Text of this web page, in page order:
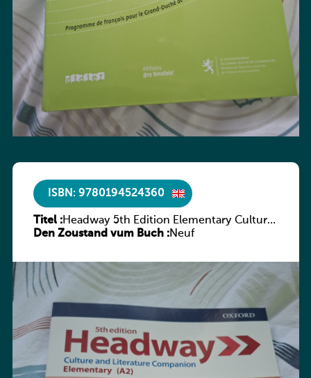
ISBN: 9780194524360
Titel :Headway 5th Edition Elementary Culture
and Literature Companion
Den Zoustand vum Buch :Neuf